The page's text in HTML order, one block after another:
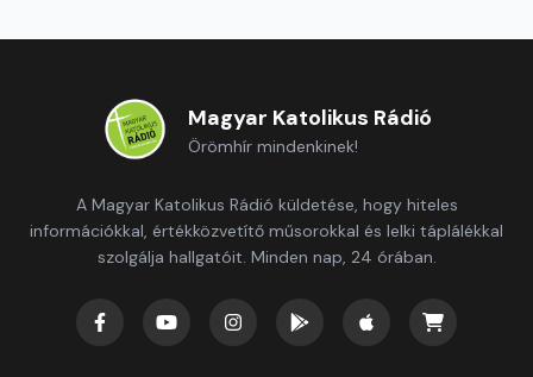
Magyar Katolikus Rádió
Örömhír mindenkinek!
A Magyar Katolikus Rádió küldetése, hogy hiteles
információkkal, értékközvetítő műsorokkal és lelki táplálékkal
szolgálja hallgatóit. Minden nap, 24 órában.